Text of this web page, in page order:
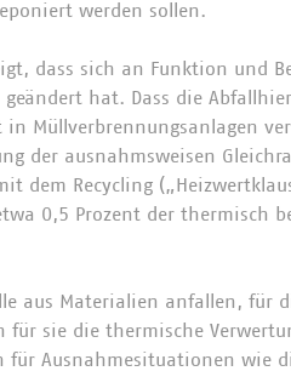
werden sollen.
dass sich an Funktion und
hat. Dass die
in Müllverbrennungsanlagen
der ausnahmsweisen
dem Recycling
0,5 Prozent der thermisch
aus Materialien anfallen, für
für sie die thermische
für Ausnahmesituationen wie